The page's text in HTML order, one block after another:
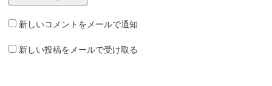
新しいコメントをメールで通知
新しい投稿をメールで受け取る